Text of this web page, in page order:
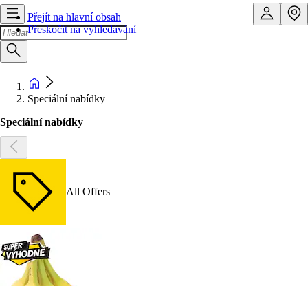
Přejít na hlavní obsah
Přeskočit na vyhledávání
Speciální nabídky
Speciální nabídky
All Offers